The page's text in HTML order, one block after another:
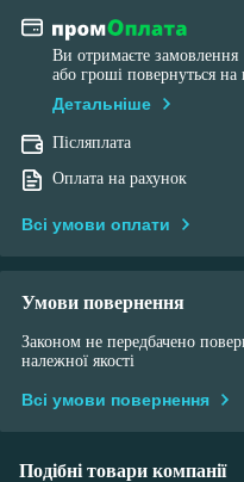
Ви отримаєте замовлення
або гроші повернуться
Детальніше
Післяплата
Оплата на рахунок
Всі умови оплати
Умови повернення
Законом не передбачено
належної якості
Всі умови повернення
Подібні товари компанії